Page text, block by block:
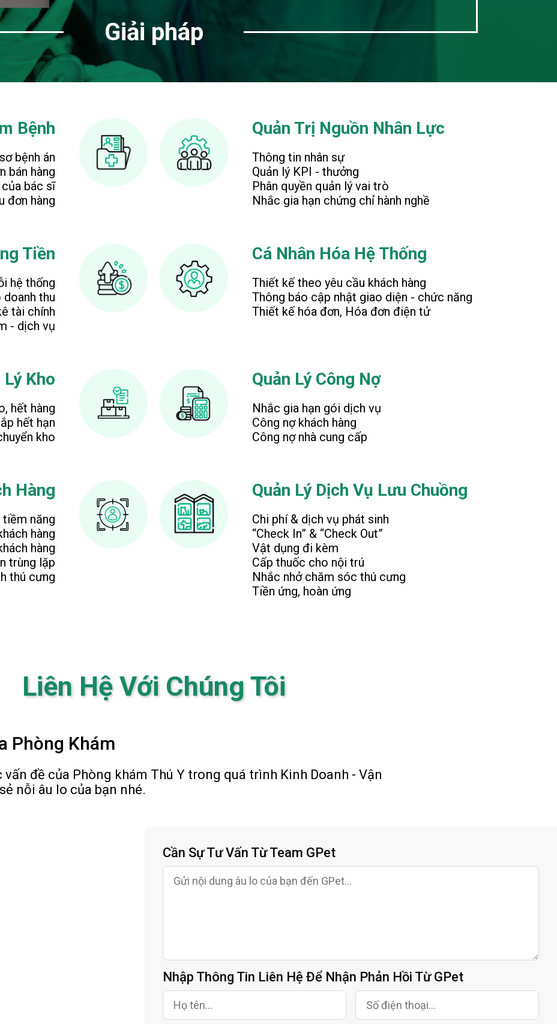
Giải pháp
Bệnh
bệnh án
bán hàng
bác sĩ
đơn hàng
Quản Trị Nguồn Nhân Lực
Thông tin nhân sự
Quản lý KPI - thưởng
Phân quyền quản lý vai trò
Nhắc gia hạn chứng chỉ hành nghề
Tiền
hệ thống
doanh thu
tài chính
- dịch vụ
Cá Nhân Hóa Hệ Thống
Thiết kế theo yêu cầu khách hàng
Thông báo cập nhật giao diện - chức năng
Thiết kế hóa đơn, Hóa đơn điện tử
Lý Kho
hết hàng
hết hạn
kho
Quản Lý Công Nợ
Nhắc gia hạn gói dịch vụ
Công nợ khách hàng
Công nợ nhà cung cấp
Hàng
tiềm năng
hàng
hàng
trùng lặp
thú cưng
Quản Lý Dịch Vụ Lưu Chuồng
Chi phí & dịch vụ phát sinh
“Check In” & “Check Out”
Vật dụng đi kèm
Cấp thuốc cho nội trú
Nhắc nhở chăm sóc thú cưng
Tiền ứng, hoàn ứng
Liên Hệ Với Chúng Tôi
Phòng Khám
đề của Phòng khám Thú Y trong quá trình Kinh Doanh - Vận
nỗi âu lo của bạn nhé.
Cần Sự Tư Vấn Từ Team GPet
Nhập Thông Tin Liên Hệ Để Nhận Phản Hồi Từ GPet